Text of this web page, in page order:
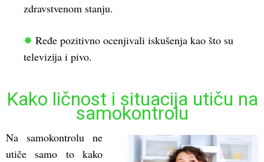
zdravstvenom stanju.
✸ Ređe pozitivno ocenjivali iskušenja kao što su
televizija i pivo.
Kako ličnost i situacija utiču na
samokontrolu
Na samokontrolu ne
utiče samo to kako